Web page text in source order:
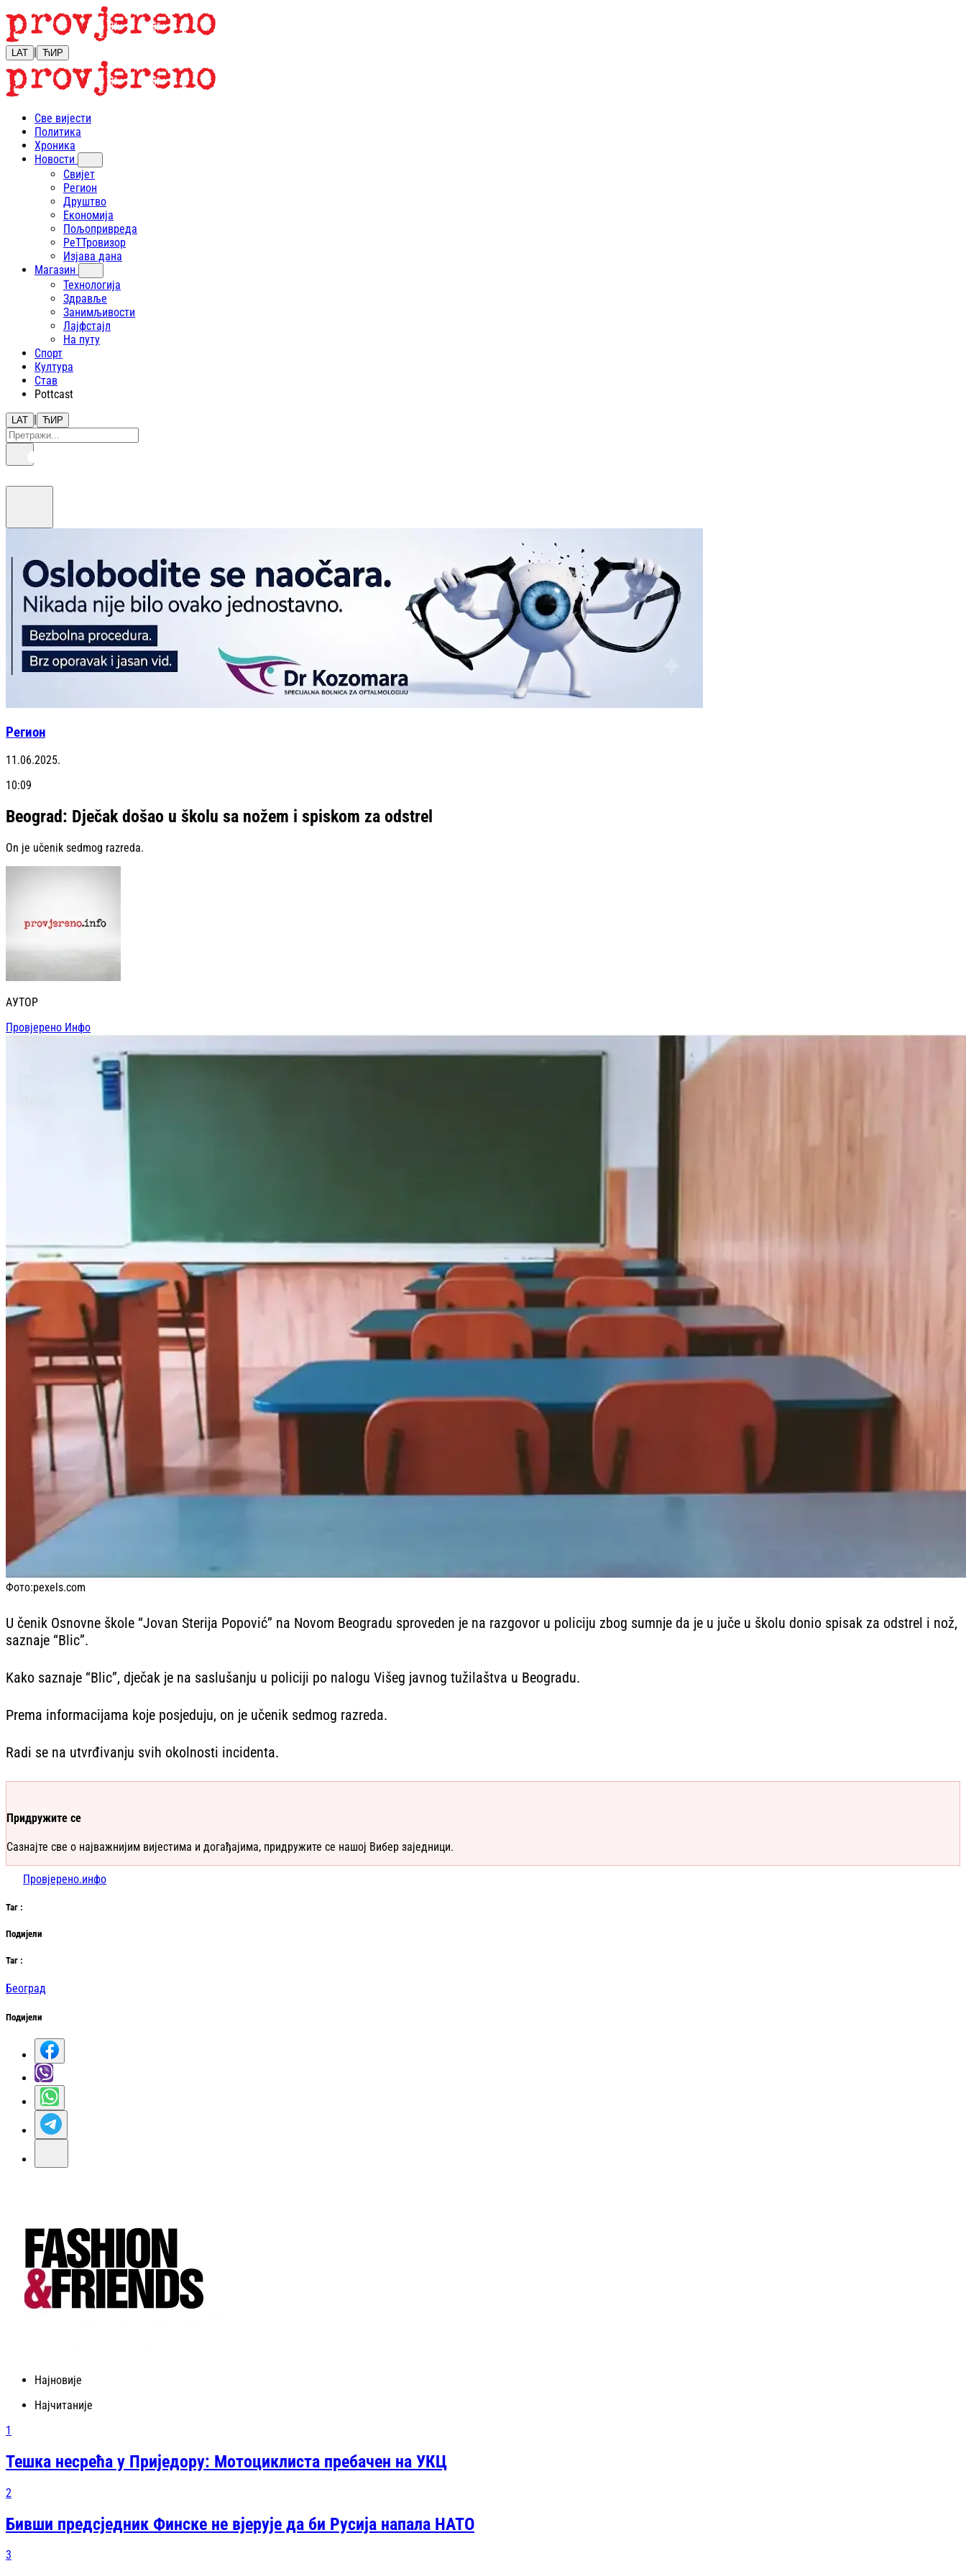
LAT | ЋИР
Све вијести
Политика
Хроника
Новости
Свијет
Регион
Друштво
Економија
Пољопривреда
РеТТровизор
Изјава дана
Магазин
Технологија
Здравље
Занимљивости
Лајфстajл
На путу
Спорт
Култура
Став
Pottcast
LAT | ЋИР
Регион
11.06.2025.
10:09
Beograd: Dječak došao u školu sa nožem i spiskom za odstrel
On je učenik sedmog razreda.
АУТОР
Провјерено Инфо
Фото:pexels.com
U čenik Osnovne škole “Jovan Sterija Popović” na Novom Beogradu sproveden je na razgovor u policiju zbog sumnje da je u juče u školu donio spisak za odstrel i nož,
saznaje “Blic”.
Kako saznaje “Blic”, dječak je na saslušanju u policiji po nalogu Višeg javnog tužilaštva u Beogradu.
Prema informacijama koje posjeduju, on je učenik sedmog razreda.
Radi se na utvrđivanju svih okolnosti incidenta.
Придружите се
Сазнајте све о најважнијим вијестима и догађајима, придружите се нашој Вибер заједници.
Провјерено.инфо
Таг :
Подијели
Таг :
Београд
Подијели
Најновије
Најчитаније
1
Тешка несрећа у Приједору: Мотоциклиста пребачен на УКЦ
2
Бивши предсједник Финске не вјерује да би Русија напала НАТО
3